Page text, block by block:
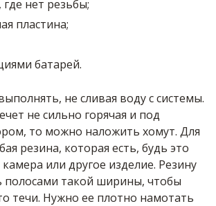
где нет резьбы;
пластина;
батарей.
не сливая воду с системы.
не сильно горячая и под
то можно наложить хомут. Для
резина, которая есть, будь это
или другое изделие. Резину
полосами такой ширины, чтобы
течи. Нужно ее плотно намотать